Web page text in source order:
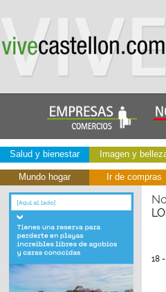
Salud y bienestar Imagen y
Mundo hogar Ir de compras
18